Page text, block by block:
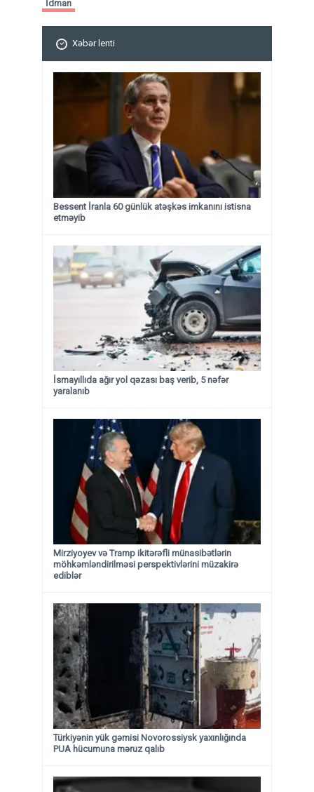
İdman
Xəbər lenti
Bessent İranla 60 günlük atəşkəs imkanını istisna
etməyib
İsmayıllıda ağır yol qəzası baş verib, 5 nəfər
yaralanıb
Mirziyoyev və Tramp ikitərəfli münasibətlərin
möhkəmləndirilməsi perspektivlərini müzakirə
ediblər
Türkiyənin yük gəmisi Novorossiysk yaxınlığında
PUA hücumuna məruz qalıb